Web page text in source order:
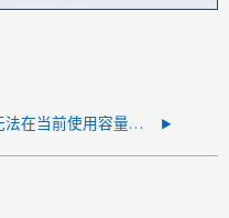
无法在当前使用容量池许可模型的系统上安装 Select 许可证